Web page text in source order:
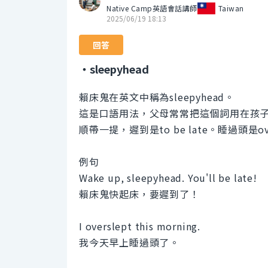
Native Camp英語會話講師
Taiwan
2025/06/19 18:13
回答
・sleepyhead
賴床鬼在英文中稱為sleepyhead。
這是口語用法，父母常常把這個詞用在孩
順帶一提，遲到是to be late。睡過頭是
例句
Wake up, sleepyhead. You'll be late!
賴床鬼快起床，要遲到了！
I overslept this morning.
我今天早上睡過頭了。